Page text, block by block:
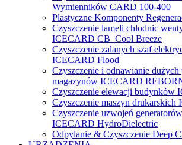
Wymienników CARD 100-400
Plastyczne Komponenty
Czyszczenie lameli chłodnic
ICECARD CB Cool Breeze
Czyszczenie zalanych szaf
ICECARD Flood
Czyszczenie i odnawianie
magazynów ICECARD
Czyszczenie elewacji budynków
Czyszczenie maszyn
Czyszczenie uzwojeń
ICECARD HydroDielectric
Odpylanie & Czyszczenie Deep